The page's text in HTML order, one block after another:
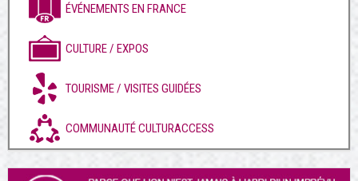
ÉVÉNEMENTS EN FRANCE
CULTURE / EXPOS
TOURISME / VISITES GUIDÉES
COMMUNAUTÉ CULTURACCESS